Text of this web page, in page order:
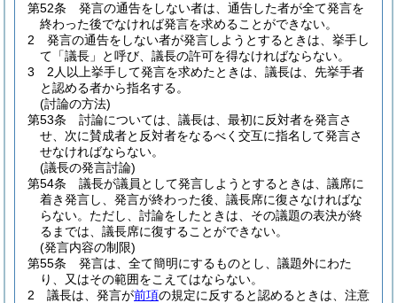
第52条
発言の通告をしない者は、通告した者が全て発言を
終わった後でなければ発言を求めることができない。
2
発言の通告をしない者が発言しようとするときは、挙手し
て「議長」と呼び、議長の許可を得なければならない。
3
2人以上挙手して発言を求めたときは、議長は、先挙手者
と認める者から指名する。
(討論の方法)
第53条
討論については、議長は、最初に反対者を発言さ
せ、次に賛成者と反対者をなるべく交互に指名して発言さ
せなければならない。
(議長の発言討論)
第54条
議長が議員として発言しようとするときは、議席に
着き発言し、発言が終わった後、議長席に復さなければな
らない。 ただし、討論をしたときは、その議題の表決が終
るまでは、議長席に復することができない。
(発言内容の制限)
第55条
発言は、全て簡明にするものとし、議題外にわた
り、又はその範囲をこえてはならない。
2
議長は、発言が前項の規定に反すると認めるときは、注意